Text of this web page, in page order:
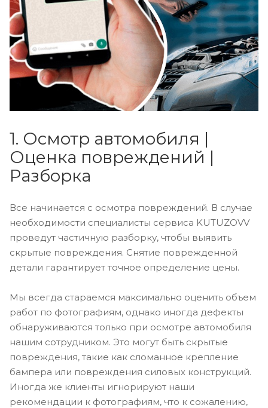
1. Осмотр автомобиля |
Оценка повреждений |
Разборка
Все начинается с осмотра повреждений. В случае
необходимости специалисты сервиса KUTUZOVV
проведут частичную разборку, чтобы выявить
скрытые повреждения. Снятие поврежденной
детали гарантирует точное определение цены.
Мы всегда стараемся максимально оценить объем
работ по фотографиям, однако иногда дефекты
обнаруживаются только при осмотре автомобиля
нашим сотрудником. Это могут быть скрытые
повреждения, такие как сломанное крепление
бампера или повреждения силовых конструкций.
Иногда же клиенты игнорируют наши
рекомендации к фотографиям, что к сожалению,